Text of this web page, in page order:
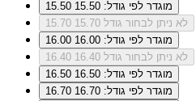
15.50
מוגדר לפי גודל: 15.50
15.70
לא ניתן לבחור גודל 15.70
16.00
מוגדר לפי גודל: 16.00
16.40
לא ניתן לבחור גודל 16.40
16.50
מוגדר לפי גודל: 16.50
16.70
מוגדר לפי גודל: 16.70